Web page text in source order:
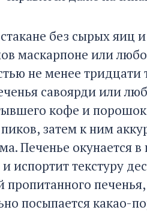
без сырых яиц
маскарпоне или
не менее тридцати
савоярди или
кофе и
затем к ним
Печенье окунается
текстуру
посыпается какао-